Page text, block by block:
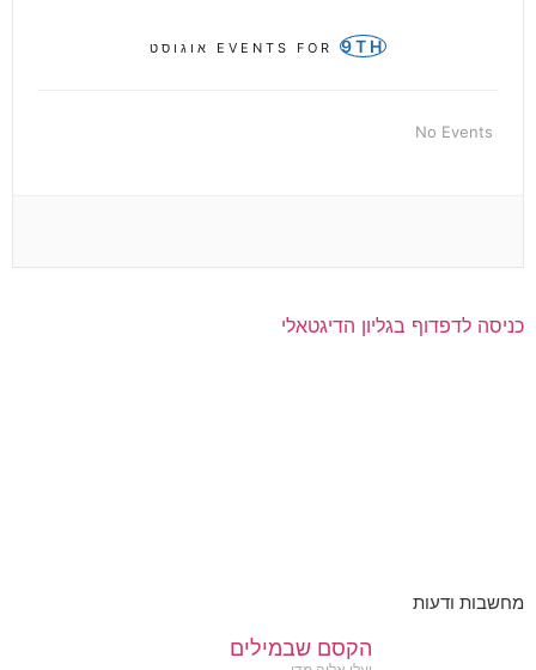
EVENTS FOR 9TH אוגוסט
No Events
כניסה לדפדוף בגליון הדיגטאלי
מחשבות ודעות
הקסם שבמילים